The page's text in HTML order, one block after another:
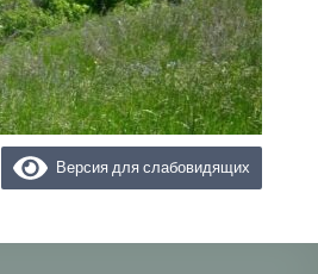
Версия для слабовидящих